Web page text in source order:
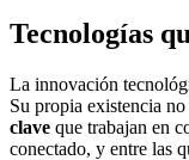
Tecnologías
La innovación
Su propia existencia
clave que trabajan en
conectado, y entre las